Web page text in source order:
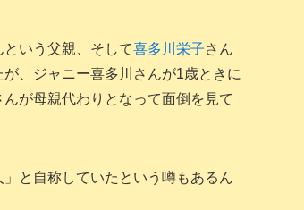
いう父親、そして喜多川栄子さん
、ジャニー喜多川さんが1歳ときに
が母親代わりとなって面倒を見て
と自称していたという噂もあるん